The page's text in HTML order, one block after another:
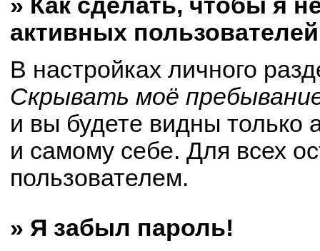
» Как сделать, чтобы я
активных
В настройках личного
Скрывать моё
и вы будете видны только
и самому себе. Для всех
пользователем.
» Я забыл пароль!